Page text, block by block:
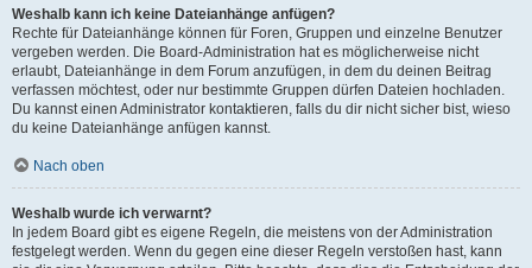
Weshalb kann ich keine Dateianhänge anfügen?
Rechte für Dateianhänge können für Foren, Gruppen und einzelne Benutzer
vergeben werden. Die Board-Administration hat es möglicherweise nicht
erlaubt, Dateianhänge in dem Forum anzufügen, in dem du deinen Beitrag
verfassen möchtest, oder nur bestimmte Gruppen dürfen Dateien hochladen.
Du kannst einen Administrator kontaktieren, falls du dir nicht sicher bist, wieso
du keine Dateianhänge anfügen kannst.
Nach oben
Weshalb wurde ich verwarnt?
In jedem Board gibt es eigene Regeln, die meistens von der Administration
festgelegt werden. Wenn du gegen eine dieser Regeln verstoßen hast, kann